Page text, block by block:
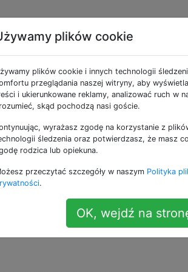
puste
do szybkiego przeglądania wielu
do nawigacji), niektóre obrazy
naciśnięciu (na przykład cofnięciu).
niż ja, pokazując problem. Oto
plików cookie
plików cookie i innych technologii
przeglądania naszej witryny, aby
i ukierunkowane reklamy, analizować ruch w
skąd pochodzą nasi goście.
wyrażasz zgodę na korzystanie z
śledzenia oraz potwierdzasz, że masz
rodzica lub opiekuna.
przeczytać szczegóły w naszym Polityka
.
OK, wejdź na